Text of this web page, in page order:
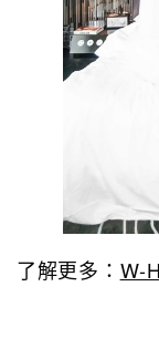
了解更多： W-